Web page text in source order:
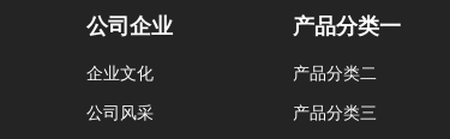
公司企业
企业文化
公司风采
产品分类一
产品分类二
产品分类三